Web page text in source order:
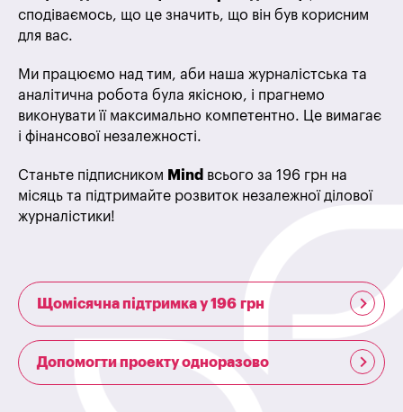
сподіваємось, що це значить, що він був корисним
для вас.
Ми працюємо над тим, аби наша журналістська та
аналітична робота була якісною, і прагнемо
виконувати її максимально компетентно. Це вимагає
і фінансової незалежності.
Станьте підписником Mind всього за 196 грн на
місяць та підтримайте розвиток незалежної ділової
журналістики!
Щомісячна підтримка у 196 грн
Допомогти проекту одноразово